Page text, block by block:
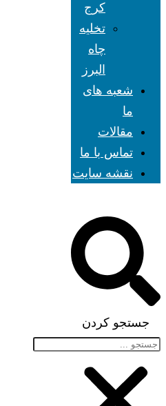
کرج
تخلیه
چاه
البرز
شعبه های
ما
مقالات
تماس با ما
نقشه سایت
جستجو کردن